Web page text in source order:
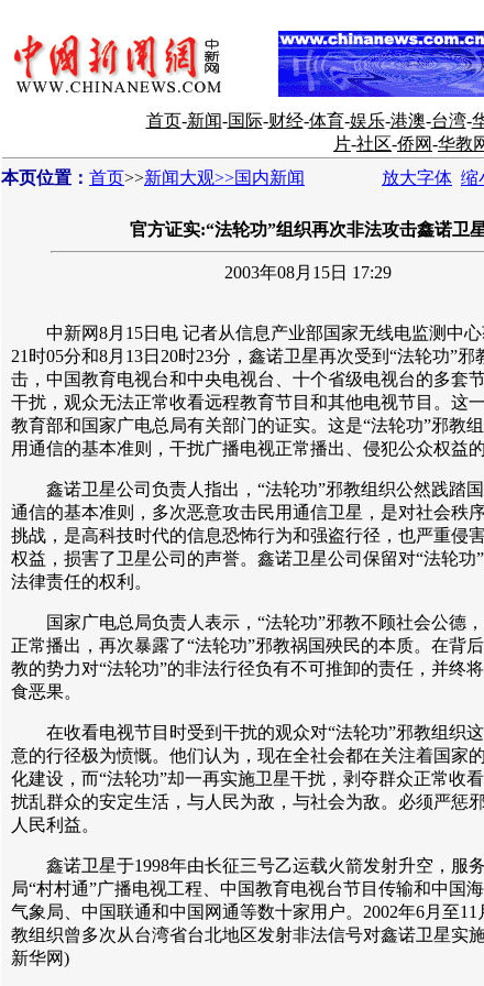
首页-新闻-国际-财经-体育-娱乐-港澳-台湾-
片-社区-侨网-华教
本页位置： 首页>>新闻大观>>国内新闻 放大字体 缩
官方证实:“法轮功”组织再次非法攻击鑫诺卫
2003年08月15日 17:29
中新网8月15日电 记者从信息产业部国家无线电监测中心
21时05分和8月13日20时23分，鑫诺卫星再次受到“法轮功”邪
击，中国教育电视台和中央电视台、十个省级电视台的多套
干扰，观众无法正常收看远程教育节目和其他电视节目。这
教育部和国家广电总局有关部门的证实。这是“法轮功”邪教
用通信的基本准则，干扰广播电视正常播出、侵犯公众权益的
鑫诺卫星公司负责人指出，“法轮功”邪教组织公然践踏国
通信的基本准则，多次恶意攻击民用通信卫星，是对社会秩
挑战，是高科技时代的信息恐怖行为和强盗行径，也严重侵
权益，损害了卫星公司的声誉。鑫诺卫星公司保留对“法轮功
法律责任的权利。
国家广电总局负责人表示，“法轮功”邪教不顾社会公德
正常播出，再次暴露了“法轮功”邪教祸国殃民的本质。在背
教的势力对“法轮功”的非法行径负有不可推卸的责任，并终
食恶果。
在收看电视节目时受到干扰的观众对“法轮功”邪教组织
意的行径极为愤慨。他们认为，现在全社会都在关注着国家
化建设，而“法轮功”却一再实施卫星干扰，剥夺群众正常收看
扰乱群众的安定生活，与人民为敌，与社会为敌。必须严惩
人民利益。
鑫诺卫星于1998年由长征三号乙运载火箭发射升空，服
局“村村通”广播电视工程、中国教育电视台节目传输和中国
气象局、中国联通和中国网通等数十家用户。2002年6月至11
教组织曾多次从台湾省台北地区发射非法信号对鑫诺卫星实
新华网)